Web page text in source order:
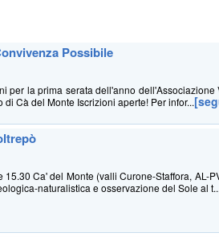
Possibile
per la prima serata dell'anno dell'Associazione
Cà del Monte Iscrizioni aperte! Per infor...
Ca' del Monte (valli Curone-Staffora, AL-
naturalistica e osservazione del Sole al t...